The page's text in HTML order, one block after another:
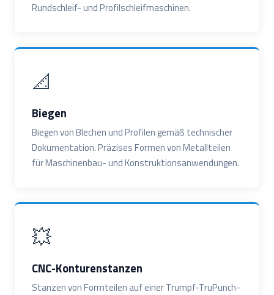
Rundschleif- und Profilschleifmaschinen.
📐
Biegen
Biegen von Blechen und Profilen gemäß technischer
Dokumentation. Präzises Formen von Metallteilen
für Maschinenbau- und Konstruktionsanwendungen.
💥
CNC-Konturenstanzen
Stanzen von Formteilen auf einer Trumpf-TruPunch-